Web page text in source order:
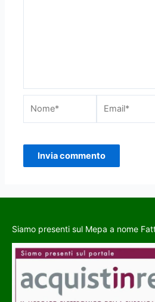
Siamo presenti sul Mepa a nome